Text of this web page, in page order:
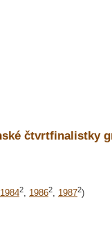
čtvrtfinalistky
19842, 19862, 19872)